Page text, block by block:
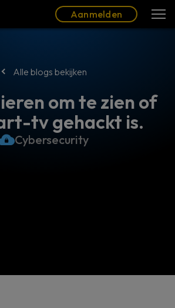
Aanmelden
Alle blogs bekijken
om te zien of
tv gehackt is.
Cybersecurity